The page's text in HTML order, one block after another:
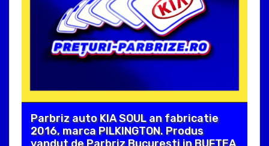
Parbriz auto KIA SOUL an fabricatie
2016, marca PILKINGTON. Produs